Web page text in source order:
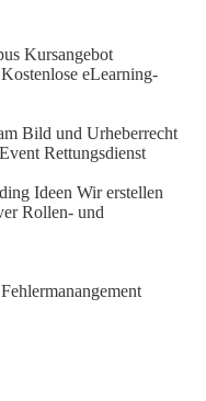
Kursangebot
Kostenlose eLearning-
Bild und Urheberrecht
Rettungsdienst
Ideen Wir erstellen
Rollen- und
Fehlermanangement